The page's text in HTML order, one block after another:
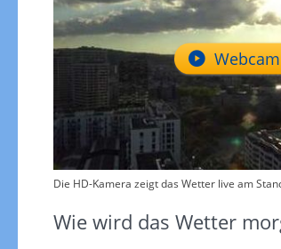
Die HD-Kamera zeigt das Wetter live am
Wie wird das Wetter